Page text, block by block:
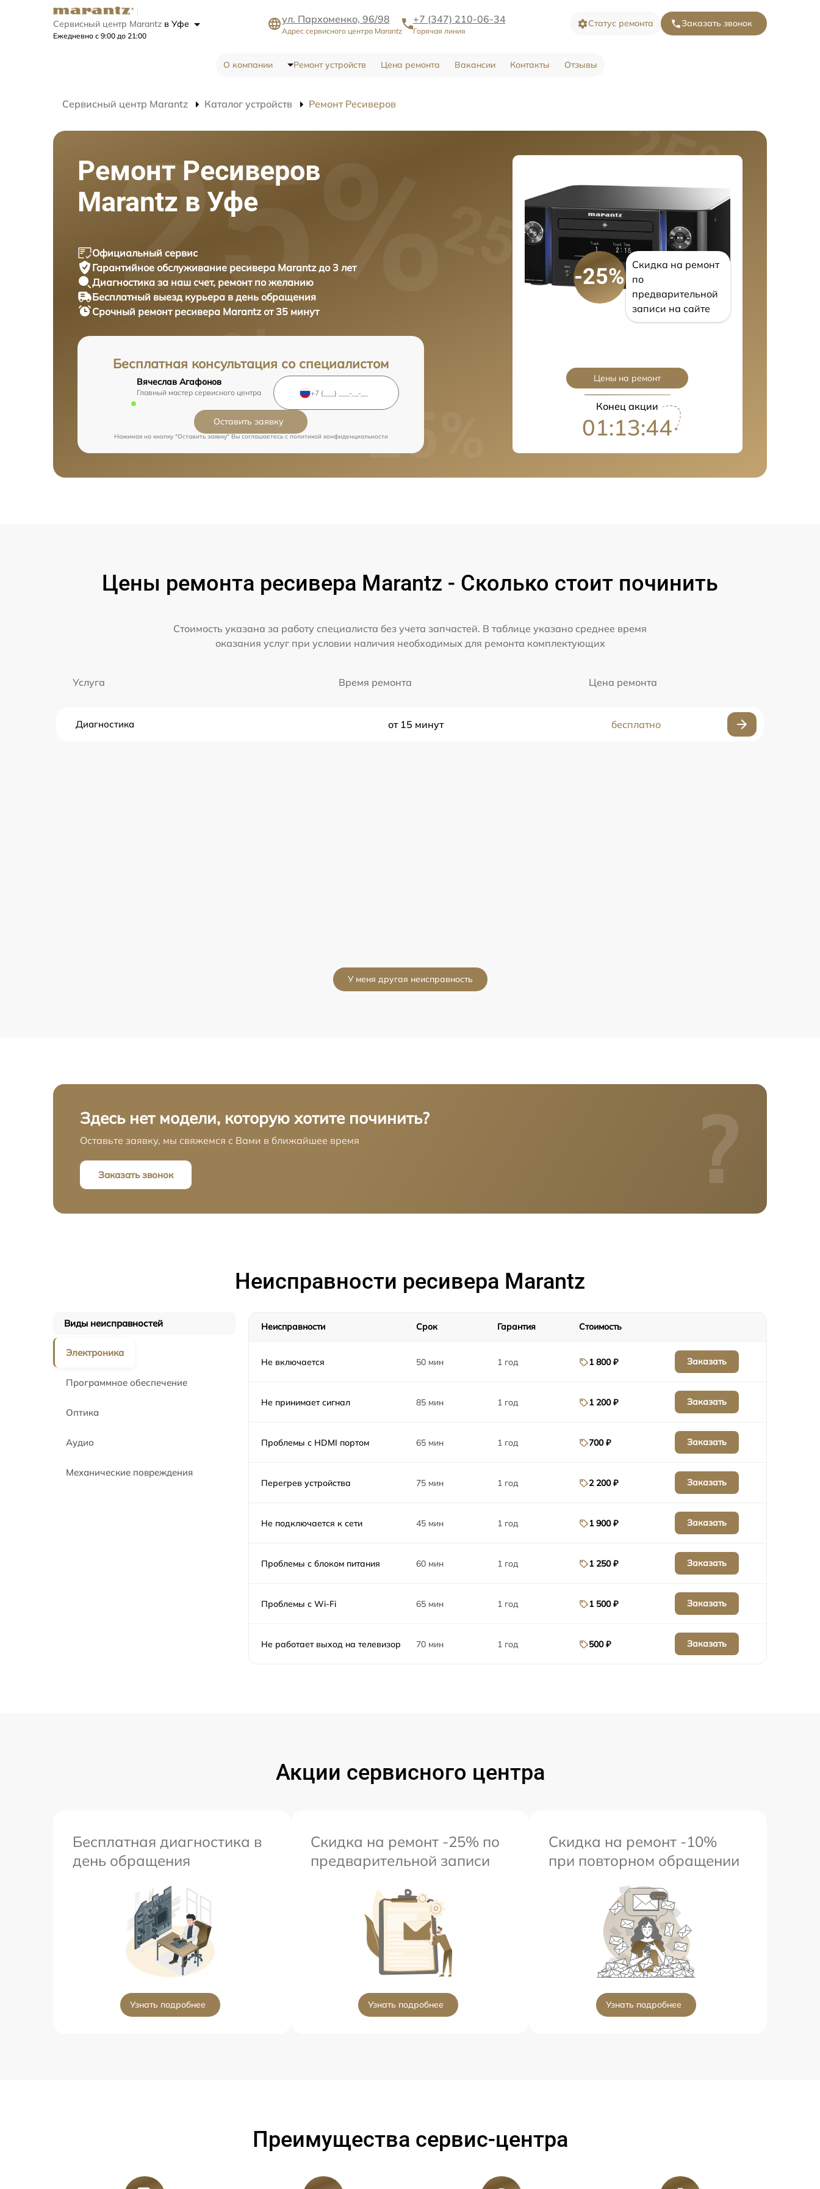
Сервисный центр Marantz в Уфе
Ежедневно с 9:00 до 21:00
ул. Пархоменко, 96/98
Адрес сервисного центра Marantz
+7 (347) 210-06-34
Горячая линия
Статус ремонта Заказать звонок
О компании Ремонт устройств Цена ремонта Вакансии Контакты Отзывы
Сервисный центр Marantz Каталог устройств Ремонт Ресиверов
Ремонт Ресиверов
Marantz в Уфе
Официальный сервис
Гарантийное обслуживание ресивера Marantz до 3 лет
Диагностика за наш счет, ремонт по желанию
Бесплатный выезд курьера в день обращения
Срочный ремонт ресивера Marantz от 35 минут
Бесплатная консультация со специалистом
Вячеслав Агафонов
Главный мастер сервисного центра
Оставить заявку
Нажимая на кнопку "Оставить заявку" Вы соглашаетесь c политикой конфиденциальности
-25%
Скидка на ремонт
по
предварительной
записи на сайте
Цены на ремонт
Конец акции
01:13:43
Цены ремонта ресивера Marantz - Сколько стоит починить
Стоимость указана за работу специалиста без учета запчастей. В таблице указано среднее время
оказания услуг при условии наличия необходимых для ремонта комплектующих
Услуга Время ремонта Цена ремонта
Диагностика от 15 минут бесплатно
У меня другая неисправность
Здесь нет модели, которую хотите починить?
Оставьте заявку, мы свяжемся с Вами в ближайшее время
Заказать звонок ?
Неисправности ресивера Marantz
Виды неисправностей
Электроника
Программное обеспечение
Оптика
Аудио
Механические повреждения
Неисправности Срок Гарантия Стоимость
Не включается 50 мин 1 год 1 800 ₽ Заказать
Не принимает сигнал 85 мин 1 год 1 200 ₽ Заказать
Проблемы с HDMI портом 65 мин 1 год 700 ₽ Заказать
Перегрев устройства 75 мин 1 год 2 200 ₽ Заказать
Не подключается к сети 45 мин 1 год 1 900 ₽ Заказать
Проблемы с блоком питания 60 мин 1 год 1 250 ₽ Заказать
Проблемы с Wi-Fi 65 мин 1 год 1 500 ₽ Заказать
Не работает выход на телевизор 70 мин 1 год 500 ₽ Заказать
Акции сервисного центра
Бесплатная диагностика в
день обращения
Узнать подробнее
Скидка на ремонт -25% по
предварительной записи
Узнать подробнее
Скидка на ремонт -10%
при повторном обращении
Узнать подробнее
Преимущества сервис-центра